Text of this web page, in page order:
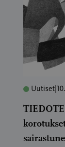
Uutiset